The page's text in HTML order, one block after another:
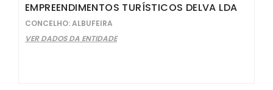
EMPREENDIMENTOS TURÍSTICOS DELVA LDA
CONCELHO: ALBUFEIRA
VER DADOS DA ENTIDADE